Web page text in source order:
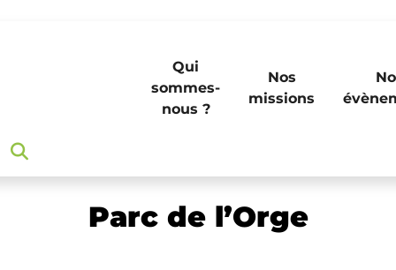
Qui
sommes-
nous ?
Nos
missions
Parc de l’Orge